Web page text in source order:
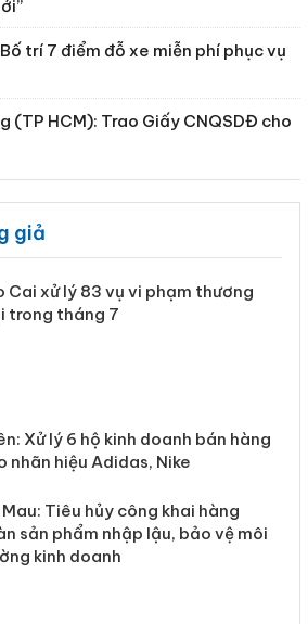
trí 7 điểm đỗ xe miễn phí phục vụ
(TP HCM): Trao Giấy CNQSDĐ cho
giả
Cai xử lý 83 vụ vi phạm thương
trong tháng 7
Yên: Xử lý 6 hộ kinh doanh bán
giả mạo nhãn hiệu Adidas, Nike